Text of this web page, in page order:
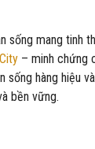
sống mang tinh
– minh chứng
sống hàng hiệu
bền vững.